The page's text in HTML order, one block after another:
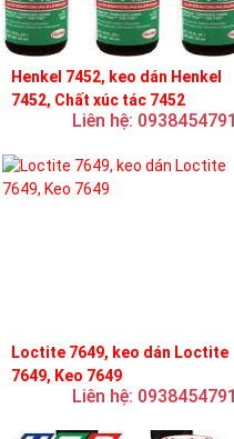
Henkel 7452, keo dán Henkel
7452, Chất xúc tác 7452
Liên hệ: 0938454791
Loctite 7649, keo dán Loctite
7649, Keo 7649
Liên hệ: 0938454791